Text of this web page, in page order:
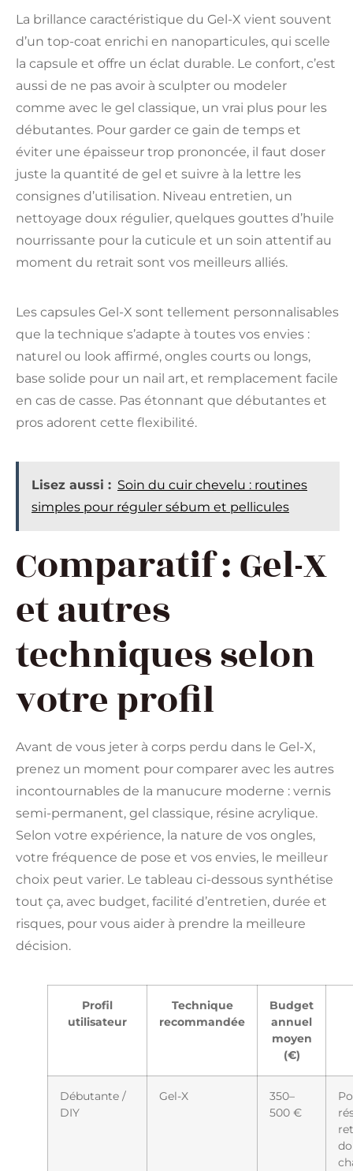
La brillance caractéristique du Gel-X vient souvent
d’un top-coat enrichi en nanoparticules, qui scelle
la capsule et offre un éclat durable. Le confort, c’est
aussi de ne pas avoir à sculpter ou modeler
comme avec le gel classique, un vrai plus pour les
débutantes. Pour garder ce gain de temps et
éviter une épaisseur trop prononcée, il faut doser
juste la quantité de gel et suivre à la lettre les
consignes d’utilisation. Niveau entretien, un
nettoyage doux régulier, quelques gouttes d’huile
nourrissante pour la cuticule et un soin attentif au
moment du retrait sont vos meilleurs alliés.
Les capsules Gel-X sont tellement personnalisables
que la technique s’adapte à toutes vos envies :
naturel ou look affirmé, ongles courts ou longs,
base solide pour un nail art, et remplacement facile
en cas de casse. Pas étonnant que débutantes et
pros adorent cette flexibilité.
Lisez aussi : Soin du cuir chevelu : routines
simples pour réguler sébum et pellicules
Comparatif : Gel-X
et autres
techniques selon
votre profil
Avant de vous jeter à corps perdu dans le Gel-X,
prenez un moment pour comparer avec les autres
incontournables de la manucure moderne : vernis
semi-permanent, gel classique, résine acrylique.
Selon votre expérience, la nature de vos ongles,
votre fréquence de pose et vos envies, le meilleur
choix peut varier. Le tableau ci-dessous synthétise
tout ça, avec budget, facilité d’entretien, durée et
risques, pour vous aider à prendre la meilleure
décision.
Profil
utilisateur
Technique
recommandée
Budget
annuel
moyen
(€)
Débutante /
DIY
Gel-X
350–
500 €